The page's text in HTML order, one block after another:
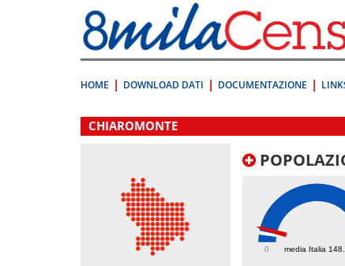
direttamente
a:
Contenuto
HOME DOWNLOAD DATI DOCUMENTAZIONE
.
CHIAROMONTE
media Italia
0